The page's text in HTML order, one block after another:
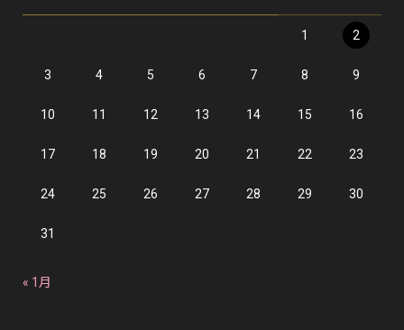
1 2
3 4 5 6 7 8 9
10 11 12 13 14 15 16
17 18 19 20 21 22 23
24 25 26 27 28 29 30
31
« 1月